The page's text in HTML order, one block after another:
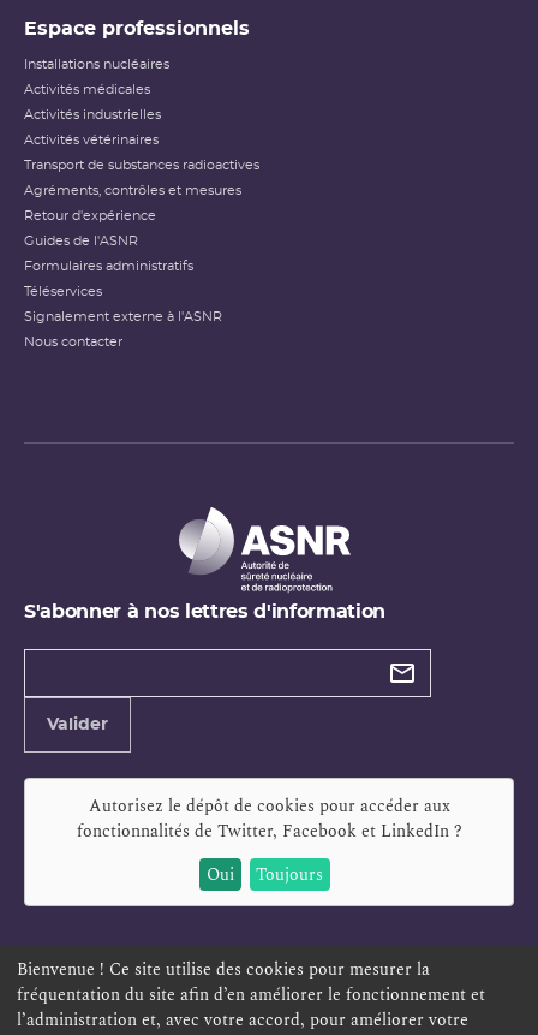
Espace professionnels
Installations nucléaires
Activités médicales
Activités industrielles
Activités vétérinaires
Transport de substances radioactives
Agréments, contrôles et mesures
Retour d'expérience
Guides de l'ASNR
Formulaires administratifs
Téléservices
Signalement externe à l'ASNR
Nous contacter
S'abonner à nos lettres d'information
Types de
Valider
Autorisez le dépôt de cookies pour accéder aux
fonctionnalités de Twitter, Facebook et LinkedIn?
Oui
Toujours
ESPACE PERSONNEL OFFRES D'EMPLOI SIGNALEMENT
TÉLÉSERVICES PLAN DU SITE
Bienvenue ! Ce site utilise des cookies pour mesurer la
fréquentation du site afin d’en améliorer le fonctionnement et
l’administration et, avec votre accord, pour améliorer votre